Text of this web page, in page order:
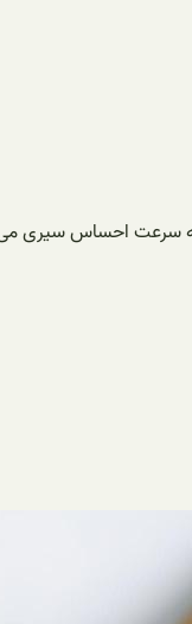
سرعت احساس سیری